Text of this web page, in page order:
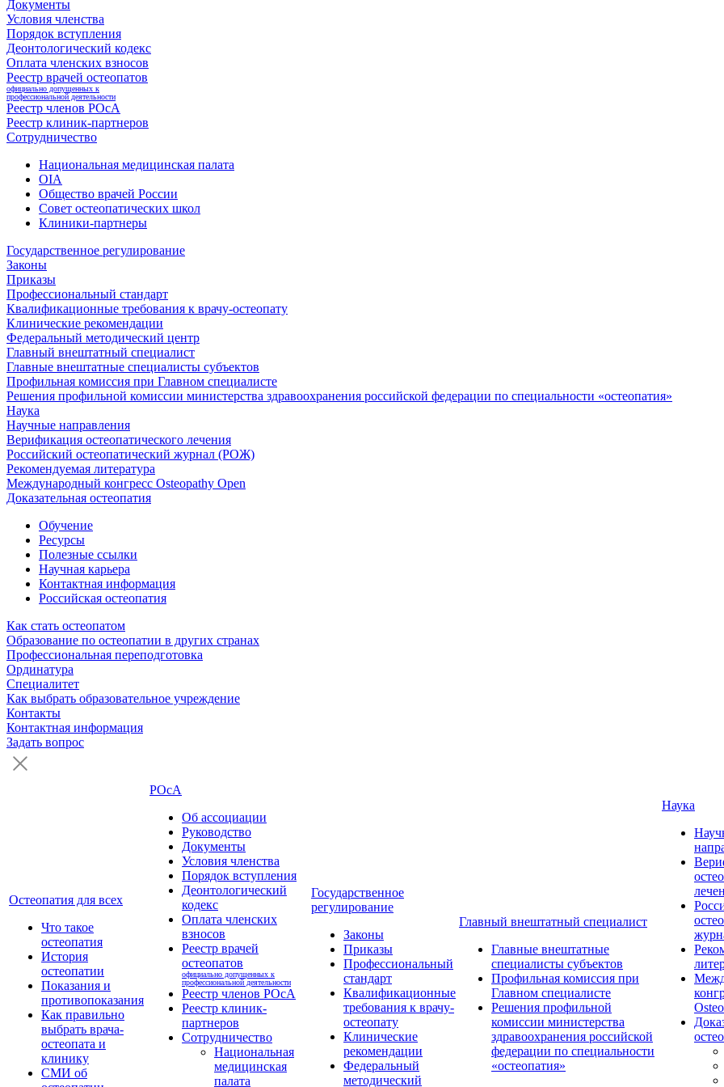
Документы
Условия членства
Порядок вступления
Деонтологический кодекс
Оплата членских взносов
Реестр врачей остеопатов
официально допущенных к
профессиональной деятельности
Реестр членов РОсА
Реестр клиник-партнеров
Сотрудничество
Национальная медицинская палата
OIA
Общество врачей России
Совет остеопатических школ
Клиники-партнеры
Государственное регулирование
Законы
Приказы
Профессиональный стандарт
Квалификационные требования к врачу-остеопату
Клинические рекомендации
Федеральный методический центр
Главный внештатный специалист
Главные внештатные специалисты субъектов
Профильная комиссия при Главном специалисте
Решения профильной комиссии министерства здравоохранения российской федерации по специальности «остеопатия»
Наука
Научные направления
Верификация остеопатического лечения
Российский остеопатический журнал (РОЖ)
Рекомендуемая литература
Международный конгресс Osteopathy Open
Доказательная остеопатия
Обучение
Ресурсы
Полезные ссылки
Научная карьера
Контактная информация
Российская остеопатия
Как стать остеопатом
Образование по остеопатии в других странах
Профессиональная переподготовка
Ординатура
Специалитет
Как выбрать образовательное учреждение
Контакты
Контактная информация
Задать вопрос
Остеопатия для всех
Что такое
остеопатия
История
остеопатии
Показания и
противопоказания
Как правильно
выбрать врача-
остеопата и
клинику
СМИ об
РОсА
Об ассоциации
Руководство
Документы
Условия членства
Порядок вступления
Деонтологический
кодекс
Оплата членских
взносов
Реестр врачей
остеопатов
официально допущенных к
профессиональной деятельности
Реестр членов РОсА
Реестр клиник-
партнеров
Сотрудничество
Национальная
медицинская
палата
Государственное
регулирование
Законы
Приказы
Профессиональный
стандарт
Квалификационные
требования к врачу-
остеопату
Клинические
рекомендации
Федеральный
методический
Главный внештатный специалист
Главные внештатные
специалисты субъектов
Профильная комиссия при
Главном специалисте
Решения профильной
комиссии министерства
здравоохранения российской
федерации по специальности
«остеопатия»
Наука